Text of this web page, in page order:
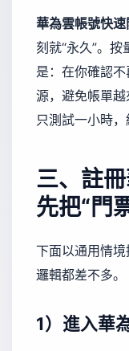
華為雲帳號快速
刻就“永久”。
是：在你確認
源，避免帳單
只測試一小時，
三、註冊
先把“門
下面以通用情
邏輯都差不多。
1）進入華